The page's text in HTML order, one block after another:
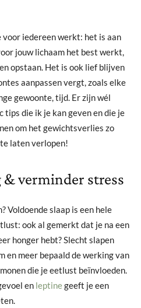
voor iedereen werkt: het is aan
jouw lichaam het best werkt,
opstaan. Het is ook lief blijven
aanpassen vergt, zoals elke
gewoonte, tijd. Er zijn wél
tips die ik je kan geven en die je
om het gewichtsverlies zo
laten verlopen!
verminder stress
Voldoende slaap is een hele
ook al gemerkt dat je na een
honger hebt? Slecht slapen
en meer bepaald de werking van
die je eetlust beïnvloeden.
en leptinegeeft je een